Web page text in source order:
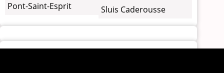
Pont-Saint-Esprit Sluis Caderousse